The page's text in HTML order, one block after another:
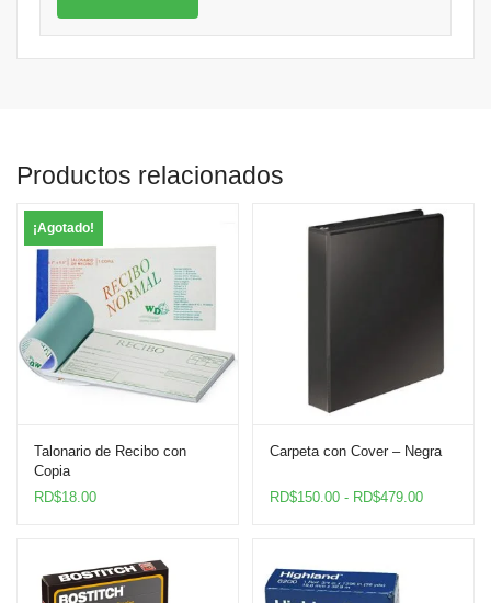
Productos relacionados
¡Agotado!
Talonario de Recibo con
Copia
RD$18.00
Carpeta con Cover – Negra
RD$150.00 - RD$479.00Rango